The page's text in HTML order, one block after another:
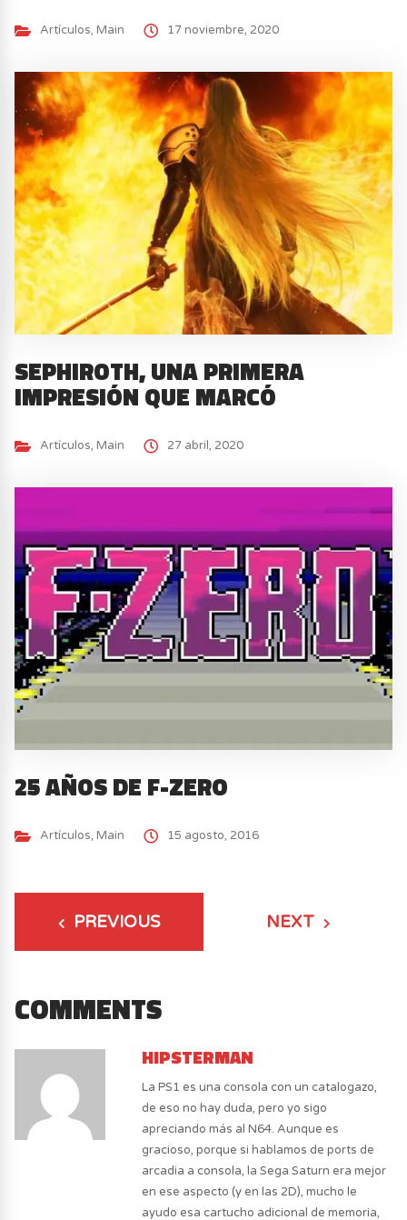
Artículos, Main 17 noviembre, 2020
SEPHIROTH, UNA PRIMERA
IMPRESIÓN QUE MARCÓ
Artículos, Main 27 abril, 2020
25 AÑOS DE F-ZERO
Artículos, Main 15 agosto, 2016
PREVIOUS NEXT
COMMENTS
HIPSTERMAN
La PS1 es una consola con un catalogazo,
de eso no hay duda, pero yo sigo
apreciando más al N64. Aunque es
gracioso, porque si hablamos de ports de
arcadia a consola, la Sega Saturn era mejor
en ese aspecto (y en las 2D), mucho le
ayudo esa cartucho adicional de memoria,